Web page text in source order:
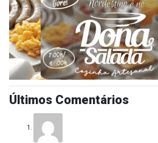
Últimos Comentários